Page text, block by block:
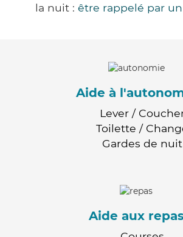
la nuit : être rappelé par
Aide à
Lever /
Toilette /
Gardes de nuit
Aide aux repas